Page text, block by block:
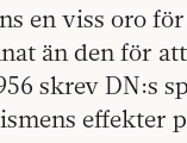
en viss oro
än den för
skrev DN:s
effekter